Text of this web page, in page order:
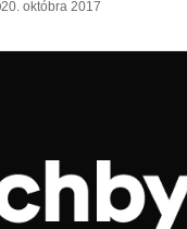
20. októbra 2017